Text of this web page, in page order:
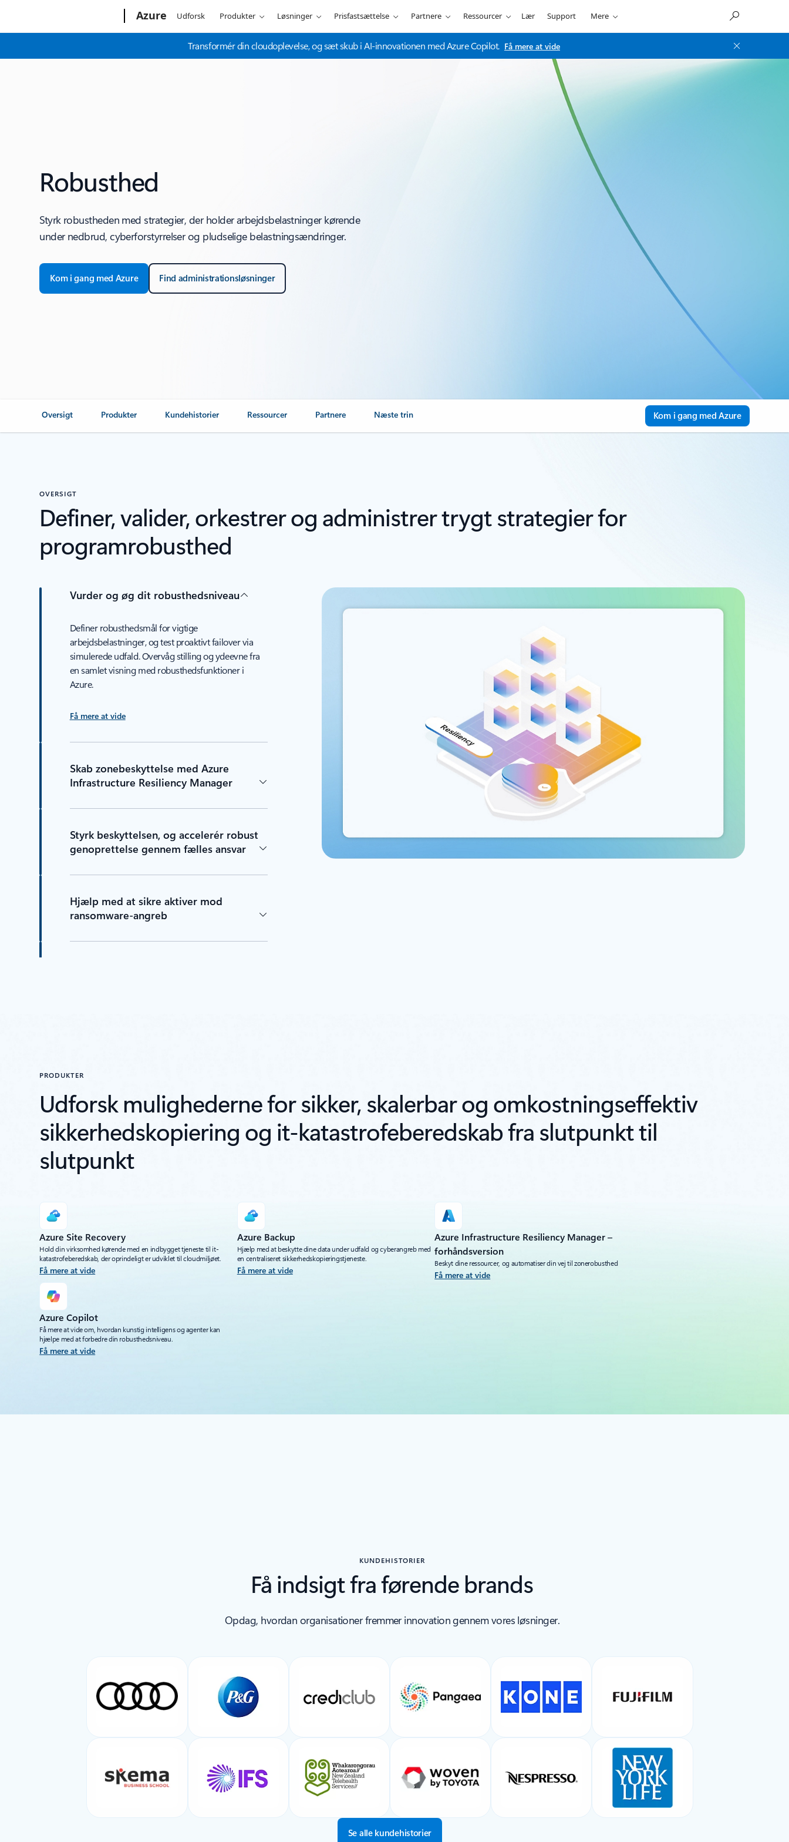
Azure Udforsk Produkter Løsninger Prisfastsættelse Partnere Ressourcer Lær Support Mere
Transformér din cloudoplevelse, og sæt skub i AI-innovationen med Azure Copilot. Få mere at vide
Robusthed
Styrk robustheden med strategier, der holder arbejdsbelastninger kørende
under nedbrud, cyberforstyrrelser og pludselige belastningsændringer.
Kom i gang med Azure Find administrationsløsninger
Oversigt Produkter Kundehistorier Ressourcer Partnere Næste trin Kom i gang med Azure
OVERSIGT
Definer, valider, orkestrer og administrer trygt strategier for
programrobusthed
Vurder og øg dit robusthedsniveau
Definer robusthedsmål for vigtige
arbejdsbelastninger, og test proaktivt failover via
simulerede udfald. Overvåg stilling og ydeevne fra
en samlet visning med robusthedsfunktioner i
Azure.
Få mere at vide
Skab zonebeskyttelse med Azure
Infrastructure Resiliency Manager
Styrk beskyttelsen, og accelerér robust
genoprettelse gennem fælles ansvar
Hjælp med at sikre aktiver mod
ransomware-angreb
PRODUKTER
Udforsk mulighederne for sikker, skalerbar og omkostningseffektiv
sikkerhedskopiering og it-katastrofeberedskab fra slutpunkt til
slutpunkt
Azure Site Recovery
Hold din virksomhed kørende med en indbygget tjeneste til it-
katastrofeberedskab, der oprindeligt er udviklet til cloudmiljøet.
Få mere at vide
Azure Backup
Hjælp med at beskytte dine data under udfald og cyberangreb med
en centraliseret sikkerhedskopieringstjeneste.
Få mere at vide
Azure Infrastructure Resiliency Manager –
forhåndsversion
Beskyt dine ressourcer, og automatiser din vej til zonerobusthed
Få mere at vide
Azure Copilot
Få mere at vide om, hvordan kunstig intelligens og agenter kan
hjælpe med at forbedre din robusthedsniveau.
Få mere at vide
KUNDEHISTORIER
Få indsigt fra førende brands
Opdag, hvordan organisationer fremmer innovation gennem vores løsninger.
Se alle kundehistorier